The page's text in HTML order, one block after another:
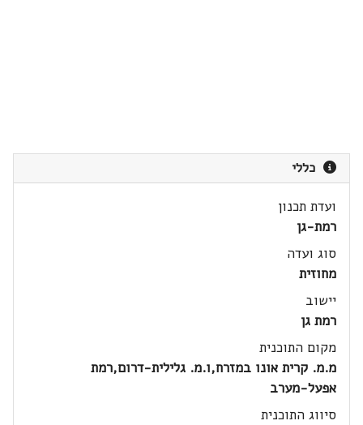
כללי
ועדת תכנון
רמת-גן
סוג ועדה
מחוזית
יישוב
רמת גן
מקום התוכנית
מ.מ. קרית אונו במזרח,ו.מ. גלילית-דרום,רמת
אפעל-מערב
סיווג התוכנית